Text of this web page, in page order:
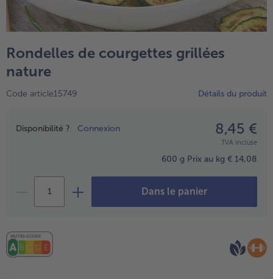
Boulangerie & Pâtisserie
TousBoulangerie & Pâtisserie
TousEntrées, Apéritifs & Snacks
Produits non surgelés
Rondelles de courgettes grillées
nature
Code article15749 Détails du produit
Prix
Disponibilité ? Connexion 8,45 €
TVA incluse
600 g Prix au kg € 14,08
Dans le panier